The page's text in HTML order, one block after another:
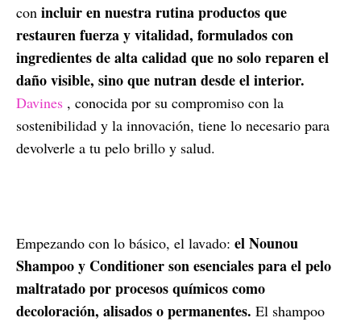
con incluir en nuestra rutina productos que
restauren fuerza y vitalidad, formulados con
ingredientes de alta calidad que no solo reparen el
daño visible, sino que nutran desde el interior.
Davines , conocida por su compromiso con la
sostenibilidad y la innovación, tiene lo necesario para
devolverle a tu pelo brillo y salud.
Empezando con lo básico, el lavado: el Nounou
Shampoo y Conditioner son esenciales para el pelo
maltratado por procesos químicos como
decoloración, alisados o permanentes. El shampoo